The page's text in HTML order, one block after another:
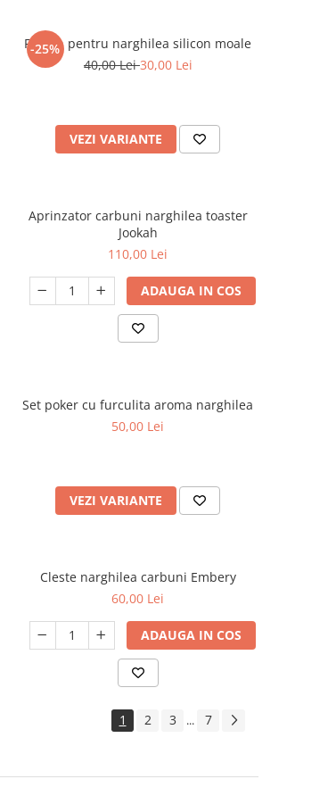
-25%
Furtun pentru narghilea silicon moale
40,00 Lei30,00 Lei
VEZI VARIANTE
Aprinzator carbuni narghilea toaster
Jookah
110,00 Lei
ADAUGA IN COS
Set poker cu furculita aroma narghilea
50,00 Lei
VEZI VARIANTE
Cleste narghilea carbuni Embery
60,00 Lei
ADAUGA IN COS
1 2 3 ... 7